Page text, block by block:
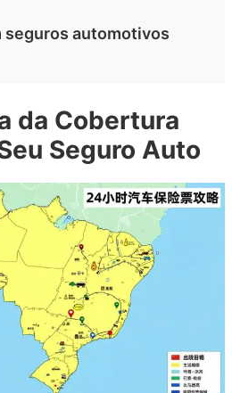
automotivos
da Cobertura
Seguro Auto